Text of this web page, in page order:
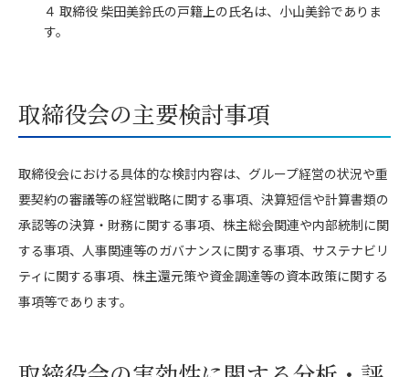
４ 取締役 柴田美鈴氏の戸籍上の氏名は、小山美鈴でありま
す。
取締役会の主要検討事項
取締役会における具体的な検討内容は、グループ経営の状況や重
要契約の審議等の経営戦略に関する事項、決算短信や計算書類の
承認等の決算・財務に関する事項、株主総会関連や内部統制に関
する事項、人事関連等のガバナンスに関する事項、サステナビリ
ティに関する事項、株主還元策や資金調達等の資本政策に関する
事項等であります。